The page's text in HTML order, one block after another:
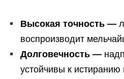
Высокая точность —
воспроизводит
Долговечность —
устойчивы к истиранию